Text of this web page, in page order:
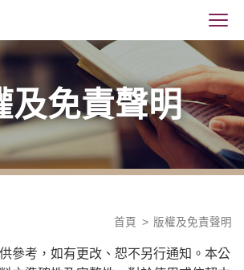
及免責聲明
首頁 版權及免責聲明
參考，如有更改、恕不另行通知。本公